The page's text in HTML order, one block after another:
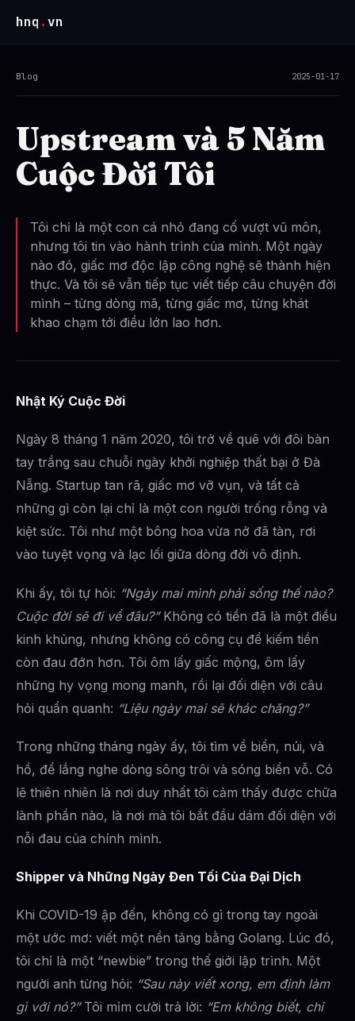
hnq .vn
Blog 2025-01-17
Upstream và 5 Năm
Cuộc Đời Tôi
Tôi chỉ là một con cá nhỏ đang cố vượt vũ môn,
nhưng tôi tin vào hành trình của mình. Một ngày
nào đó, giấc mơ độc lập công nghệ sẽ thành hiện
thực. Và tôi sẽ vẫn tiếp tục viết tiếp câu chuyện đời
mình – từng dòng mã, từng giấc mơ, từng khát
khao chạm tới điều lớn lao hơn.
Nhật Ký Cuộc Đời
Ngày 8 tháng 1 năm 2020, tôi trở về quê với đôi bàn
tay trắng sau chuỗi ngày khởi nghiệp thất bại ở Đà
Nẵng. Startup tan rã, giấc mơ vỡ vụn, và tất cả
những gì còn lại chỉ là một con người trống rỗng và
kiệt sức. Tôi như một bông hoa vừa nở đã tàn, rơi
vào tuyệt vọng và lạc lối giữa dòng đời vô định.
Khi ấy, tôi tự hỏi: “Ngày mai mình phải sống thế nào?
Cuộc đời sẽ đi về đâu?”Không có tiền đã là một điều
kinh khủng, nhưng không có công cụ để kiếm tiền
còn đau đớn hơn. Tôi ôm lấy giấc mộng, ôm lấy
những hy vọng mong manh, rồi lại đối diện với câu
hỏi quẩn quanh: “Liệu ngày mai sẽ khác chăng?”
Trong những tháng ngày ấy, tôi tìm về biển, núi, và
hồ, để lắng nghe dòng sông trôi và sóng biển vỗ. Có
lẽ thiên nhiên là nơi duy nhất tôi cảm thấy được chữa
lành phần nào, là nơi mà tôi bắt đầu dám đối diện với
nỗi đau của chính mình.
Shipper và Những Ngày Đen Tối Của Đại Dịch
Khi COVID-19 ập đến, không có gì trong tay ngoài
một ước mơ: viết một nền tảng bằng Golang. Lúc đó,
tôi chỉ là một “newbie” trong thế giới lập trình. Một
người anh từng hỏi: “Sau này viết xong, em định làm
gì với nó?”Tôi mỉm cười trả lời: “Em không biết, chỉ